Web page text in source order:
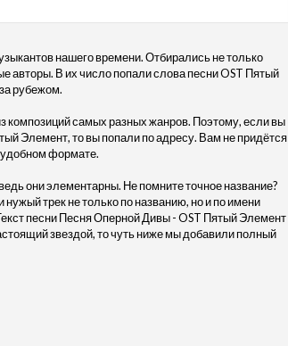
нашего времени. Отбирались не только
авторы. В их число попали слова песни OST Пятый
рубежом.
композиций самых разных жанров. Поэтому, если вы
Элемент, то вы попали по адресу. Вам не придётся
удобном формате.
они элементарны. Не помните точное название?
трек не только по названию, но и по имени
песни Песня Оперной Дивы - OST Пятый Элемент
звездой, то чуть ниже мы добавили полный